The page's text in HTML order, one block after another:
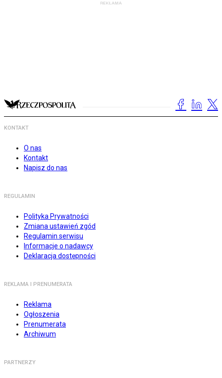
KONTAKT
O nas
Kontakt
Napisz do nas
REGULAMIN
Polityka Prywatności
Zmiana ustawień zgód
Regulamin serwisu
Informacje o nadawcy
Deklaracja dostępności
REKLAMA I PRENUMERATA
Reklama
Ogłoszenia
Prenumerata
Archiwum
PARTNERZY